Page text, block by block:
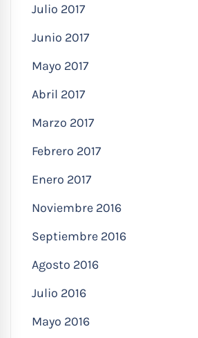
Julio 2017
Junio 2017
Mayo 2017
Abril 2017
Marzo 2017
Febrero 2017
Enero 2017
Noviembre 2016
Septiembre 2016
Agosto 2016
Julio 2016
Mayo 2016